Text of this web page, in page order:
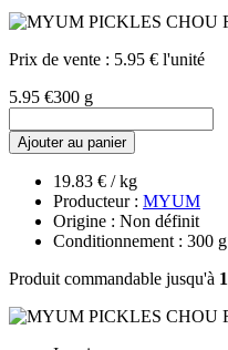
Prix de vente : 5.95 € l'unité
5.95 €300 g
Ajouter au panier
19.83 € / kg
Producteur : MYUM
Origine : Non définit
Conditionnement : 300 g
Produit commandable jusqu'à 1